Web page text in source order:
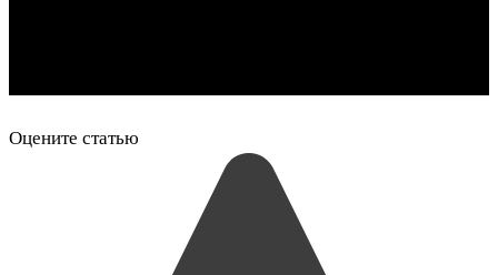
Оцените статью